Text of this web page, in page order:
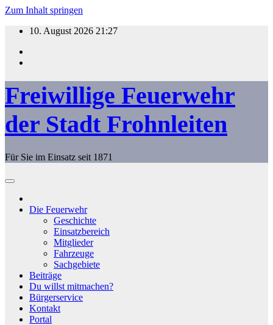
Zum Inhalt springen
10. August 2026 21:27
Freiwillige Feuerwehr
der Stadt Frohnleiten
Für Sie im Einsatz seit 1871
Die Feuerwehr
Geschichte
Einsatzbereich
Mitglieder
Fahrzeuge
Sachgebiete
Beiträge
Du willst mitmachen?
Bürgerservice
Kontakt
Portal